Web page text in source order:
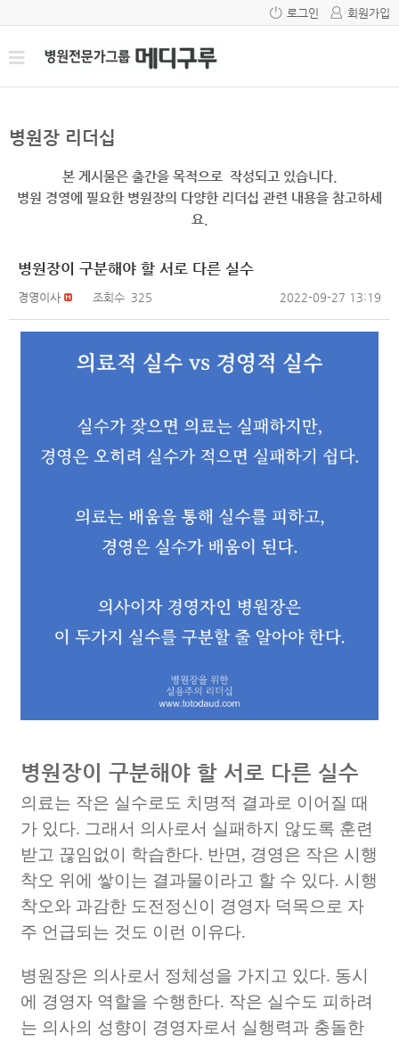
로그인 회원가입
병원장 리더십
본 게시물은 출간을 목적으로 작성되고 있습니다.
병원 경영에 필요한 병원장의 다양한 리더십 관련 내용을 참고하세
요.
병원장이 구분해야 할 서로 다른 실수
경영이사 조회수 325 2022-09-27 13:19
병원장이 구분해야 할 서로 다른 실수
의료는 작은 실수로도 치명적 결과로 이어질 때
가 있다. 그래서 의사로서 실패하지 않도록 훈련
받고 끊임없이 학습한다. 반면, 경영은 작은 시행
착오 위에 쌓이는 결과물이라고 할 수 있다. 시행
착오와 과감한 도전정신이 경영자 덕목으로 자
주 언급되는 것도 이런 이유다.
병원장은 의사로서 정체성을 가지고 있다. 동시
에 경영자 역할을 수행한다. 작은 실수도 피하려
는 의사의 성향이 경영자로서 실행력과 충돌한